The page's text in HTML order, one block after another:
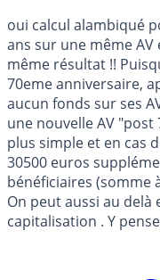
oui calcul alambiqué
ans sur une même
même résultat !!
70eme anniversaire,
aucun fonds sur ses
une nouvelle AV
plus simple et en cas
30500 euros
bénéficiaires (somme
On peut aussi au
capitalisation . Y